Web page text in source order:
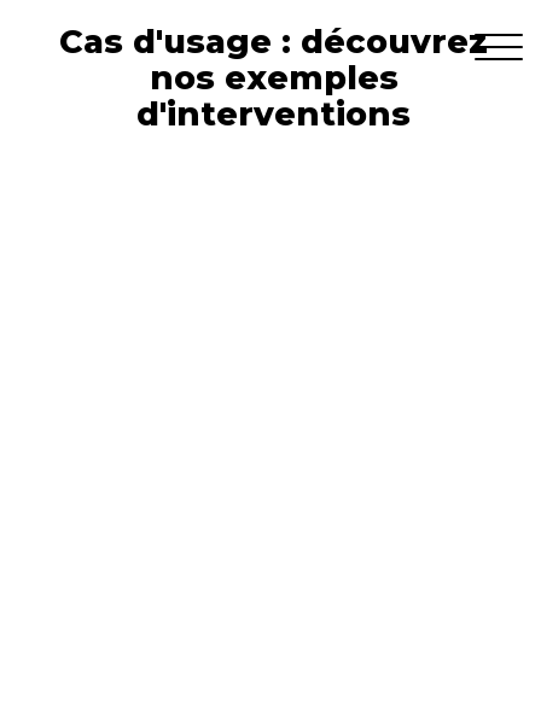
Cas d'usage : découvrez
nos exemples
d'interventions